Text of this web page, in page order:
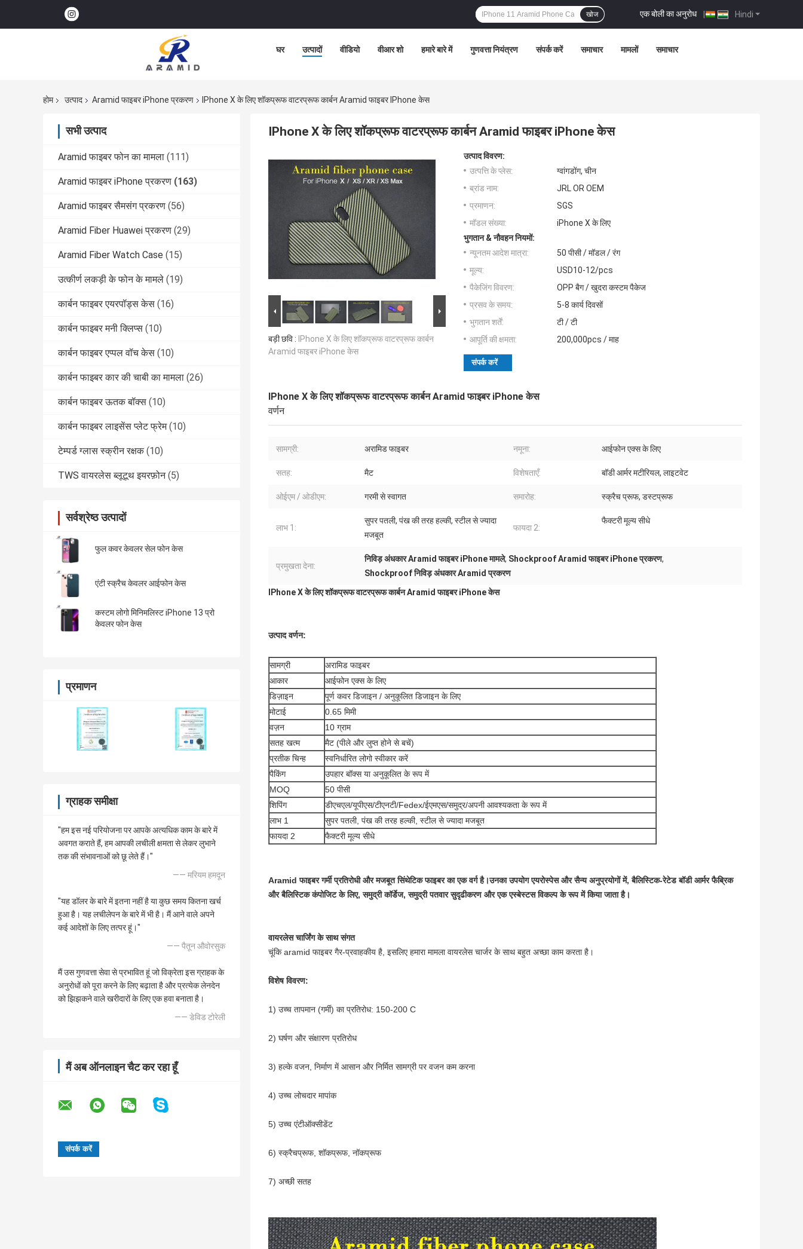
Hindi
एक बोली का अनुरोध |
खोज
घर उत्पादों वीडियो वीआर शो हमारे बारे में गुणवत्ता नियंत्रण संपर्क करें समाचार मामलों समाचार
होम उत्पाद Aramid फाइबर iPhone प्रकरण IPhone X के लिए शॉकप्रूफ वाटरप्रूफ कार्बन Aramid फाइबर IPhone केस
सभी उत्पाद
Aramid फाइबर फोन का मामला (111)
Aramid फाइबर iPhone प्रकरण (163)
Aramid फाइबर सैमसंग प्रकरण (56)
Aramid Fiber Huawei प्रकरण (29)
Aramid Fiber Watch Case (15)
उत्कीर्ण लकड़ी के फोन के मामले (19)
कार्बन फाइबर एयरपॉड्स केस (16)
कार्बन फाइबर मनी क्लिप्स (10)
कार्बन फाइबर एप्पल वॉच केस (10)
कार्बन फाइबर कार की चाबी का मामला (26)
कार्बन फाइबर ऊतक बॉक्स (10)
कार्बन फाइबर लाइसेंस प्लेट फ्रेम (10)
टेम्पर्ड ग्लास स्क्रीन रक्षक (10)
TWS वायरलेस ब्लूटूथ इयरफ़ोन (5)
सर्वश्रेष्ठ उत्पादों
फुल कवर केवलर सेल फोन केस
एंटी स्क्रैच केवलर आईफोन केस
कस्टम लोगो मिनिमलिस्ट iPhone 13 प्रो
केवलर फोन केस
प्रमाणन
ग्राहक समीक्षा
"हम इस नई परियोजना पर आपके अत्यधिक काम के बारे में
अवगत कराते हैं, हम आपकी लचीली क्षमता से लेकर लुभाने
तक की संभावनाओं को छू लेते हैं।"
—— मरियम हमदून
"यह डॉलर के बारे में इतना नहीं है या कुछ समय कितना खर्च
हुआ है। यह लचीलेपन के बारे में भी है। मैं आने वाले अपने
कई आदेशों के लिए तत्पर हूं।"
—— पैतून औवोरसुक
मैं उस गुणवत्ता सेवा से प्रभावित हूं जो विक्रेता इस ग्राहक के
अनुरोधों को पूरा करने के लिए बढ़ाता है और प्रत्येक लेनदेन
को झिझकने वाले खरीदारों के लिए एक हवा बनाता है।
—— डेविड टोरेली
मैं अब ऑनलाइन चैट कर रहा हूँ
IPhone X के लिए शॉकप्रूफ वाटरप्रूफ कार्बन Aramid फाइबर iPhone केस
बड़ी छवि : IPhone X के लिए शॉकप्रूफ वाटरप्रूफ कार्बन
Aramid फाइबर iPhone केस
उत्पाद विवरण:
उत्पत्ति के प्लेस:
ग्वांगडोंग, चीन
ब्रांड नाम:
JRL OR OEM
प्रमाणन:
SGS
मॉडल संख्या:
iPhone X के लिए
भुगतान & नौवहन नियमों:
न्यूनतम आदेश मात्रा:
50 पीसी / मॉडल / रंग
मूल्य:
USD10-12/pcs
पैकेजिंग विवरण:
OPP बैग / खुदरा कस्टम पैकेज
प्रसव के समय:
5-8 कार्य दिवसों
भुगतान शर्तें:
टी / टी
आपूर्ति की क्षमता:
200,000pcs / माह
संपर्क करें
IPhone X के लिए शॉकप्रूफ वाटरप्रूफ कार्बन Aramid फाइबर iPhone केस
वर्णन
सामग्री: अरामिड फाइबर नमूना: आईफोन एक्स के लिए
सतह: मैट विशेषताएँ: बॉडी आर्मर मटीरियल, लाइटवेट
ओईएम / ओडीएम: गरमी से स्वागत समारोह: स्क्रैच प्रूफ, डस्टप्रूफ
लाभ 1:
सुपर पतली, पंख की तरह हल्की, स्टील से ज्यादा
मजबूत
फायदा 2:
फैक्टरी मूल्य सीधे
प्रमुखता देना:
निविड़ अंधकार Aramid फाइबर iPhone मामले, Shockproof Aramid फाइबर iPhone प्रकरण,
Shockproof निविड़ अंधकार Aramid प्रकरण
IPhone X के लिए शॉकप्रूफ वाटरप्रूफ कार्बन Aramid फाइबर iPhone केस
उत्पाद वर्णन:
सामग्री
अरामिड फाइबर
आकार
आईफोन एक्स के लिए
डिज़ाइन
पूर्ण कवर डिजाइन / अनुकूलित डिजाइन के लिए
मोटाई
0.65 मिमी
वज़न
10 ग्राम
सतह खत्म
मैट (पीले और लुप्त होने से बचें)
प्रतीक चिन्ह
स्वनिर्धारित लोगो स्वीकार करें
पैकिंग
उपहार बॉक्स या अनुकूलित के रूप में
MOQ
50 पीसी
शिपिंग
डीएचएल/यूपीएस/टीएनटी/Fedex/ईएमएस/समुद्र/अपनी आवश्यकता के रूप में
लाभ 1
सुपर पतली, पंख की तरह हल्की, स्टील से ज्यादा मजबूत
फायदा 2
फैक्टरी मूल्य सीधे
Aramid फाइबर गर्मी प्रतिरोधी और मजबूत सिंथेटिक फाइबर का एक वर्ग है।उनका उपयोग एयरोस्पेस और सैन्य अनुप्रयोगों में, बैलिस्टिक-रेटेड बॉडी आर्मर फैब्रिक
और बैलिस्टिक कंपोजिट के लिए, समुद्री कॉर्डेज, समुद्री पतवार सुदृढीकरण और एक एस्बेस्टस विकल्प के रूप में किया जाता है।
वायरलेस चार्जिंग के साथ संगत
चूंकि aramid फाइबर गैर-प्रवाहकीय है, इसलिए हमारा मामला वायरलेस चार्जर के साथ बहुत अच्छा काम करता है।
विशेष विवरण:
1) उच्च तापमान (गर्मी) का प्रतिरोध: 150-200 C
2) घर्षण और संक्षारण प्रतिरोध
3) हल्के वजन, निर्माण में आसान और निर्मित सामग्री पर वजन कम करना
4) उच्च लोचदार मापांक
5) उच्च एंटीऑक्सीडेंट
6) स्क्रैचप्रूफ, शॉकप्रूफ, नॉकप्रूफ
7) अच्छी सतह